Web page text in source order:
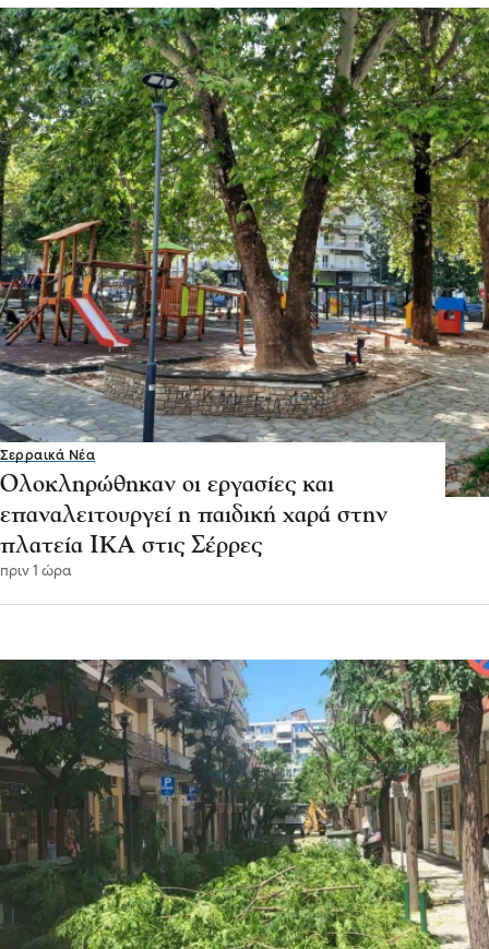
Σερραικά Νέα
Ολοκληρώθηκαν οι εργασίες και
επαναλειτουργεί η παιδική χαρά στην
πλατεία ΙΚΑ στις Σέρρες
πριν 1 ώρα